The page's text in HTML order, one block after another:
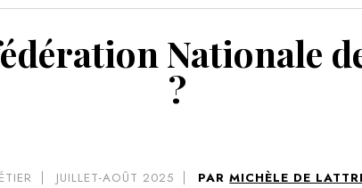
Nationale
?
JUILLET-AOÛT 2025 PAR MICHÈLE DE